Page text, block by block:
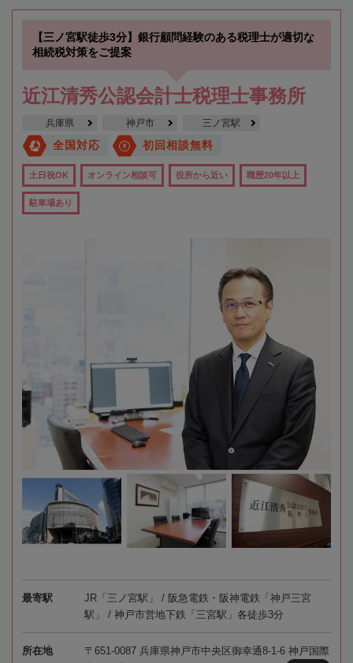
【三ノ宮駅徒歩3分】銀行顧問経験のある税理士が適切な
相続税対策をご提案
近江清秀公認会計士税理士事務所
兵庫県 神戸市 三ノ宮駅
全国対応 初回相談無料
土日祝OK オンライン相談可 役所から近い 職歴20年以上
駐車場あり
最寄駅
JR「三ノ宮駅」 / 阪急電鉄・阪神電鉄「神戸三宮
駅」 / 神戸市営地下鉄「三宮駅」各徒歩3分
所在地
〒651-0087 兵庫県神戸市中央区御幸通8-1-6 神戸国際